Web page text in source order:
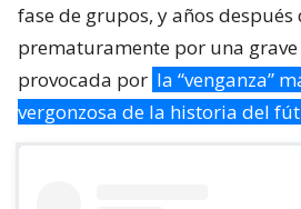
fase de grupos, y años
prematuramente por una
provocada por la “venganza”
vergonzosa de la historia del